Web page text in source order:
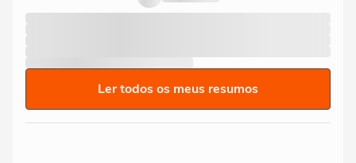
Ler todos os meus resumos